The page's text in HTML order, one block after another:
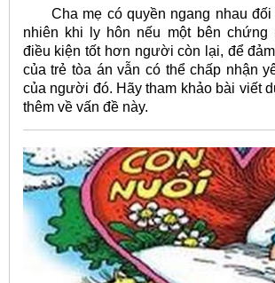
Cha mẹ có quyền ngang nhau đối
nhiên khi ly hôn nếu một bên chứng
điều kiện tốt hơn người còn lại, để
của trẻ tòa án vẫn có thể chấp nhận
của người đó. Hãy tham khảo bài viết
thêm về vấn đề này.